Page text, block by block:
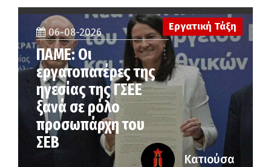
06-08-2026
ΠΑΜΕ: Οι
εργατοπατέρες της
ηγεσίας της ΓΣΕΕ
ξανά σε ρόλο
προσωπάρχη του
ΣΕΒ
Εργατική Τάξη
Κατιούσα